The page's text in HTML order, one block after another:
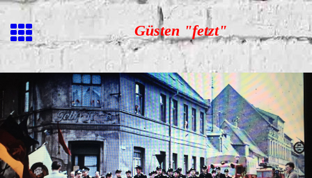
Güsten "fetzt"